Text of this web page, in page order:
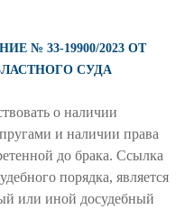
№ 33-19900/2023 ОТ
СУДА
о наличии
и наличии права
до брака. Ссылка
порядка, является
или иной досудебный